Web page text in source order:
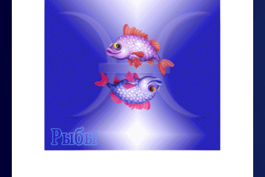
Миссиональность
Королевский гороскоп
Найти идеального партнера
Корректировка характера
Профпригодность ребенка
Совместимость
ОБУЧЕНИЕ